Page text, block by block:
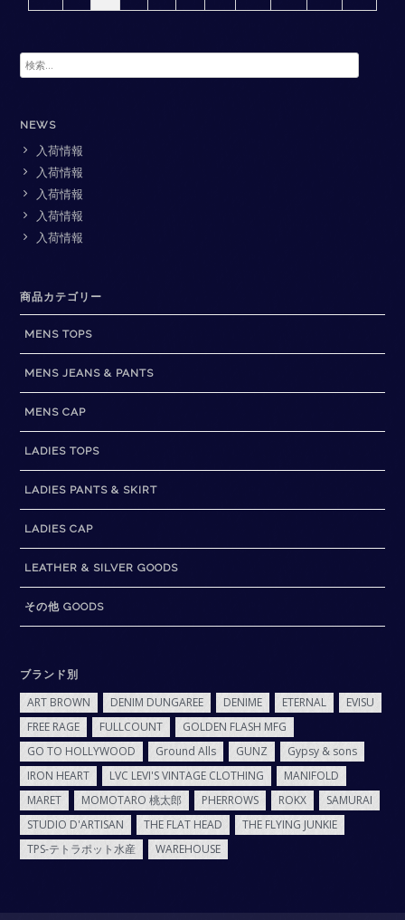
検
索:
NEWS
入荷情報
入荷情報
入荷情報
入荷情報
入荷情報
商品カテゴリー
MENS TOPS
MENS JEANS & PANTS
MENS CAP
LADIES TOPS
LADIES PANTS & SKIRT
LADIES CAP
LEATHER & SILVER GOODS
その他 GOODS
ブランド別
ART BROWN DENIM DUNGAREE DENIME ETERNAL
EVISU
FREE RAGE
FULLCOUNT
GOLDEN FLASH MFG
GO TO HOLLYWOOD
Ground Alls GUNZ
Gypsy & sons
IRON HEART
LVC LEVI'S VINTAGE CLOTHING
MANIFOLD
MARET
MOMOTARO 桃太郎 PHERROWS ROKX
SAMURAI
STUDIO D'ARTISAN
THE FLAT HEAD
THE FLYING JUNKIE
TPS-テトラポット水産
WAREHOUSE